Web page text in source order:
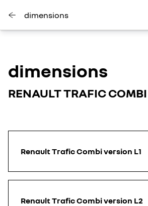
dimensions
dimensions
RENAULT TRAFIC COMBI
Renault Trafic Combi version L1
Renault Trafic Combi version L2